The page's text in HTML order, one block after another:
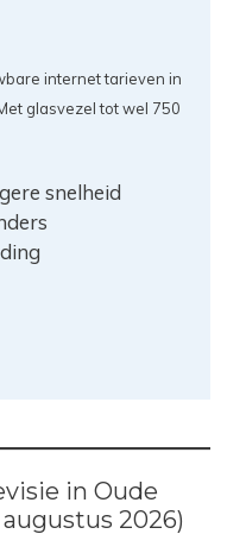
internet tarieven in
glasvezel tot wel 750
snelheid
in Oude
2026)